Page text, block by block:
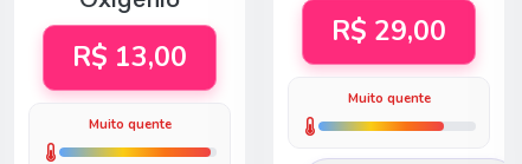
R$ 13,00
Muito quente
R$ 29,00
Muito quente